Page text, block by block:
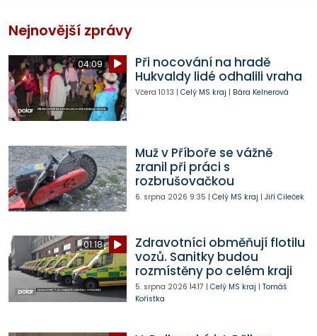
Nejnovější zprávy
04:09
Při nocování na hradě
Hukvaldy lidé odhalili vraha
Včera 10:13 | Celý MS kraj | Bára Kelnerová
Muž v Příboře se vážně
zranil při práci s
rozbrušovačkou
6. srpna 2026 9:35 | Celý MS kraj | Jiří Cileček
01:18
Zdravotníci obměňují flotilu
vozů. Sanitky budou
rozmístěny po celém kraji
5. srpna 2026 14:17 | Celý MS kraj | Tomáš
Kořistka